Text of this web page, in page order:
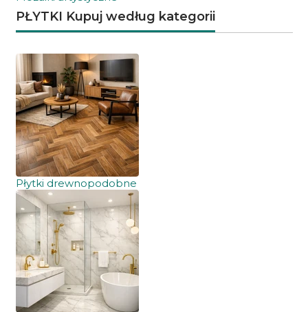
PŁYTKI Kupuj według kategorii
Płytki drewnopodobne